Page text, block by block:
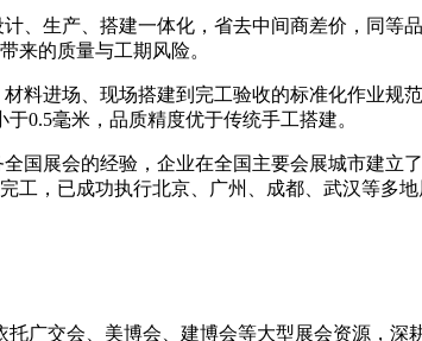
、生产、搭建一体化，省去中间商差价，同等
来的质量与工期风险。
料进场、现场搭建到完工验收的标准化作业
0.5毫米，品质精度优于传统手工搭建。
国展会的经验，企业在全国主要会展城市建
，已成功执行北京、广州、成都、武汉等多地
交会、美博会、建博会等大型展会资源，深